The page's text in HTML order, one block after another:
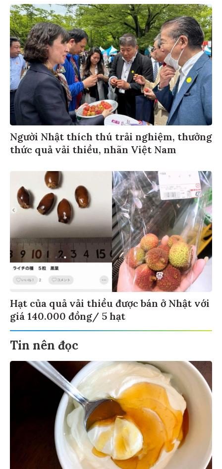
Người Nhật thích thú trải nghiệm, thưởng
thức quả vải thiều, nhãn Việt Nam
Hạt của quả vải thiều được bán ở Nhật với
giá 140.000 đồng/ 5 hạt
Tin nên đọc